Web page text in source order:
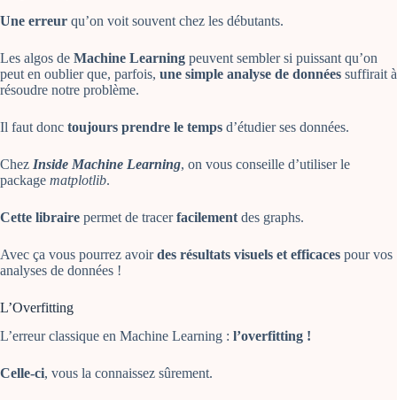
Une erreur qu’on voit souvent chez les débutants.
Les algos de Machine Learning peuvent sembler si puissant qu’on
peut en oublier que, parfois, une simple analyse de données suffirait à
résoudre notre problème.
Il faut donc toujours prendre le temps d’étudier ses données.
Chez Inside Machine Learning, on vous conseille d’utiliser le
package matplotlib.
Cette libraire permet de tracerfacilement des graphs.
Avec ça vous pourrez avoirdes résultats visuels et efficaces pour vos
analyses de données !
L’Overfitting
L’erreur classique en Machine Learning : l’overfitting !
Celle-ci, vous la connaissez sûrement.